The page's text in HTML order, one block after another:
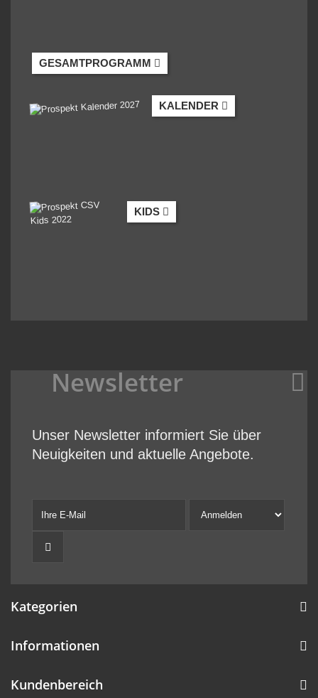
GESAMTPROGRAMM
KALENDER
KIDS
Newsletter
Unser Newsletter informiert Sie über
Neuigkeiten und aktuelle Angebote.
Kategorien
Informationen
Kundenbereich